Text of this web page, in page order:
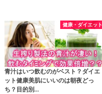
健康・ダイエット
青汁はいつ飲むのがベスト？ダイエ
ット健康美肌にいいのは朝夜どっ
ち？目的別…